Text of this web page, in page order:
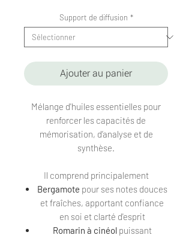
Support de diffusion *
Ajouter au panier
Mélange d'huiles essentielles pour
renforcer les capacités de
mémorisation, d’analyse et de
synthèse.
Il comprend principalement
Bergamote pour ses notes douces
et fraîches, apportant confiance
en soi et clarté d'esprit
Romarin à cinéolpuissant